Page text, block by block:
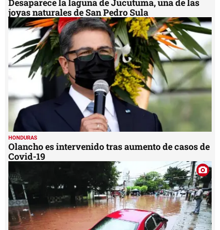
joyas naturales de San Pedro Sula
HONDURAS
Olancho es intervenido tras aumento de casos de
Covid-19